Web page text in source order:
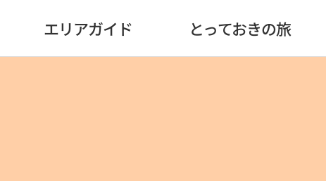
エリアガイド とっておきの旅